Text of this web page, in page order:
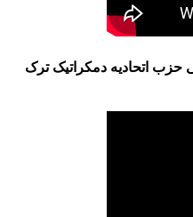
حزب اتحادیه دمکراتیک ترک